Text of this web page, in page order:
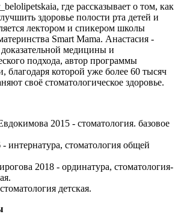
где рассказывает о том, как
здоровье полости рта детей и
лектором и спикером школы
Smart Mama. Анастасия -
медицины и
подхода, автор программы
благодаря которой уже более 60 тысяч
своё стоматологическое здоровье.
2015 - стоматология. базовое
стоматология общей
2018 - ординатура, стоматология-
детская.